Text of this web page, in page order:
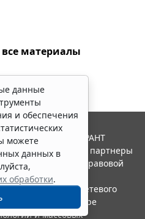
материалы
данные
и обеспечения
можете
данных в
обработки.
2026. Система ГАРАНТ
"Гарант" и ее партнеры
ассоциации правовой
в качестве сетевого
по надзору в сфере
и массовых